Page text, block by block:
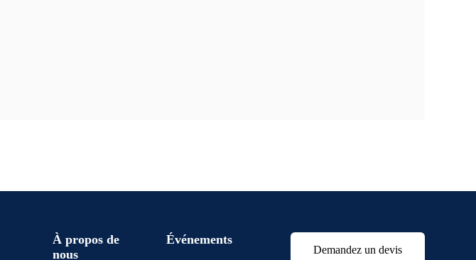
À propos de
nous
Événements
Demandez un devis